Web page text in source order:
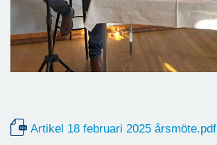
Artikel 18 februari 2025 årsmöte.pdf